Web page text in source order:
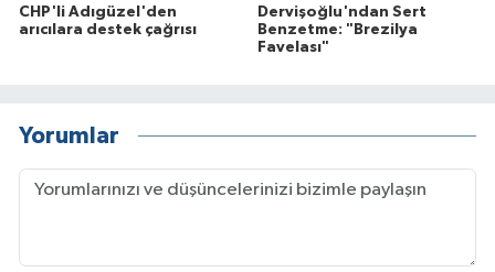
CHP'li Adıgüzel'den
arıcılara destek çağrısı
Dervişoğlu'ndan Sert
Benzetme: "Brezilya
Favelası"
Yorumlar